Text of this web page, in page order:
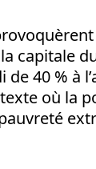
capitale
de 40 % à
où la